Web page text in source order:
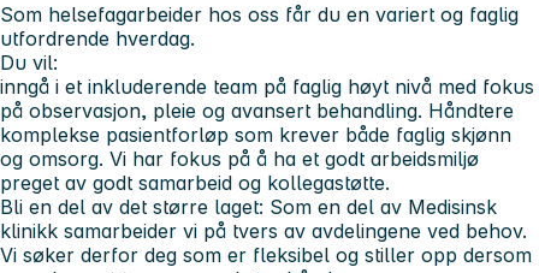
Som helsefagarbeider hos oss får du en variert og faglig
utfordrende hverdag.
Du vil:
inngå i et inkluderende team på faglig høyt nivå med fokus
på observasjon, pleie og avansert behandling. Håndtere
komplekse pasientforløp som krever både faglig skjønn
og omsorg. Vi har fokus på å ha et godt arbeidsmiljø
preget av godt samarbeid og kollegastøtte.
Bli en del av det større laget: Som en del av Medisinsk
klinikk samarbeider vi på tvers av avdelingene ved behov.
Vi søker derfor deg som er fleksibel og stiller opp dersom